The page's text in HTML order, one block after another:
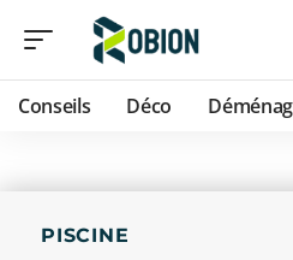
Conseils Déco
PISCINE